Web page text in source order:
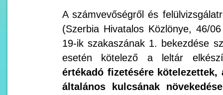
A számvevőségről és
(Szerbia Hivatalos Közlönye, 46/
19-ik szakaszának 1. bekezdése
esetén kötelező a leltár
értékadó fizetésére
általános kulcsának